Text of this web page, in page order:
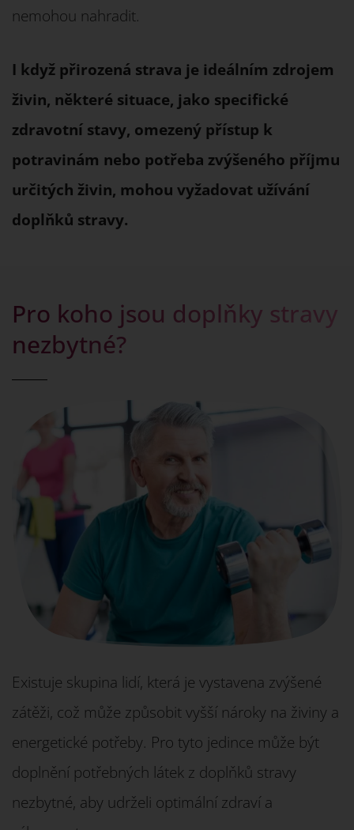
nemohou nahradit.
I když přirozená strava je ideálním zdrojem
živin, některé situace, jako specifické
zdravotní stavy, omezený přístup k
potravinám nebo potřeba zvýšeného příjmu
určitých živin, mohou vyžadovat užívání
doplňků stravy.
Pro koho jsou doplňky stravy
nezbytné?
Existuje skupina lidí, která je vystavena zvýšené
zátěži, což může způsobit vyšší nároky na živiny a
energetické potřeby. Pro tyto jedince může být
doplnění potřebných látek z doplňků stravy
nezbytné, aby udrželi optimální zdraví a